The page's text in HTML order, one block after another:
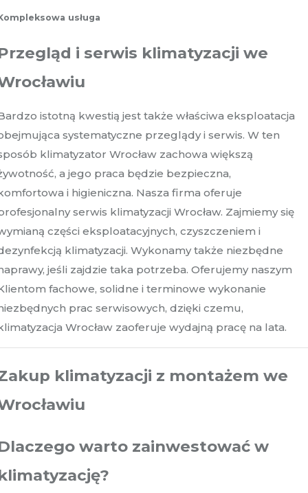
usługa
i serwis klimatyzacji we
istotną kwestią jest także właściwa eksploatacja
systematyczne przeglądy i serwis. W ten
klimatyzator Wrocław zachowa większą
a jego praca będzie bezpieczna,
i higieniczna. Nasza firma oferuje
serwis klimatyzacji Wrocław. Zajmiemy się
części eksploatacyjnych, czyszczeniem i
klimatyzacji. Wykonamy także niezbędne
jeśli zajdzie taka potrzeba. Oferujemy naszym
fachowe, solidne i terminowe wykonanie
prac serwisowych, dzięki czemu,
Wrocław zaoferuje wydajną pracę na lata.
klimatyzacji z montażem we
warto zainwestować w